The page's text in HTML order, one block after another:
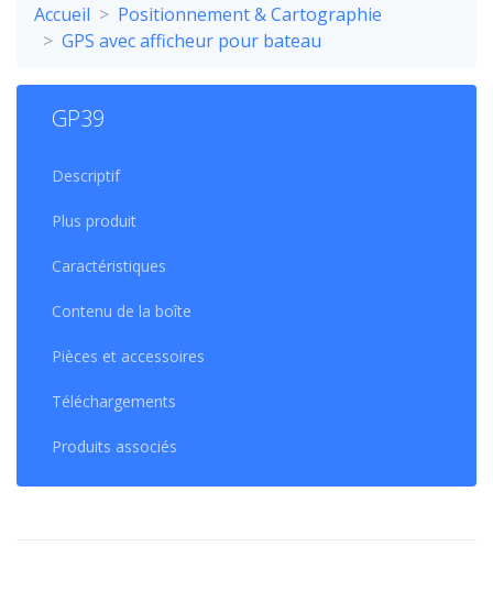
Accueil
Positionnement & Cartographie
GPS avec afficheur pour bateau
GP39
Descriptif
Plus produit
Caractéristiques
Contenu de la boîte
Pièces et accessoires
Téléchargements
Produits associés